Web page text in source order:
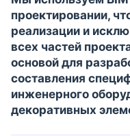
проектировании,
реализации и
всех частей
основой для
составления
инженерного
декоративных